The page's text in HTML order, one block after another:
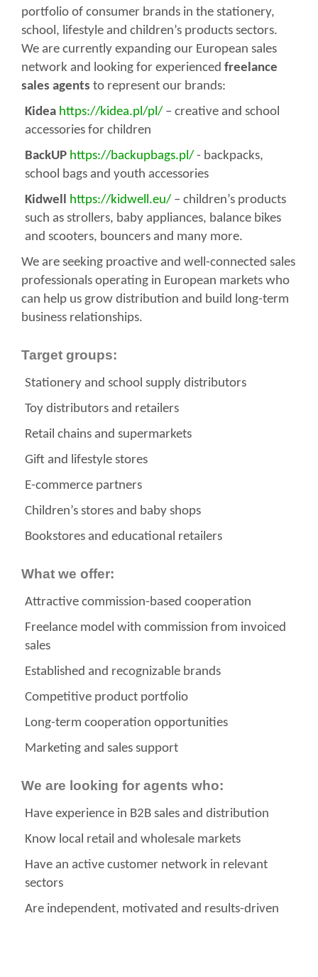
portfolio of consumer brands in the stationery,
school, lifestyle and children’s products sectors.
We are currently expanding our European sales
network and looking for experienced freelance
sales agents to represent our brands:
Kidea https://kidea.pl/pl/ – creative and school
accessories for children
BackUP https://backupbags.pl/ - backpacks,
school bags and youth accessories
Kidwell https://kidwell.eu/ – children’s products
such as strollers, baby appliances, balance bikes
and scooters, bouncers and many more.
We are seeking proactive and well-connected sales
professionals operating in European markets who
can help us grow distribution and build long-term
business relationships.
Target groups:
Stationery and school supply distributors
Toy distributors and retailers
Retail chains and supermarkets
Gift and lifestyle stores
E-commerce partners
Children’s stores and baby shops
Bookstores and educational retailers
What we offer:
Attractive commission-based cooperation
Freelance model with commission from invoiced
sales
Established and recognizable brands
Competitive product portfolio
Long-term cooperation opportunities
Marketing and sales support
We are looking for agents who:
Have experience in B2B sales and distribution
Know local retail and wholesale markets
Have an active customer network in relevant
sectors
Are independent, motivated and results-driven